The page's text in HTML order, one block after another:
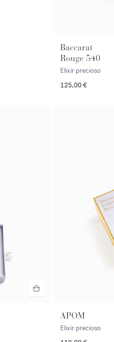
Baccarat
Rouge 540
Elixir precioso
125,00 €
APOM
Elixir precioso